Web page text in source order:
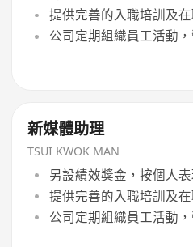
提供完善的入職培訓及
公司定期組織員工活動
新媒體助理
TSUI KWOK MAN
另設績效獎金，按個人
提供完善的入職培訓及
公司定期組織員工活動